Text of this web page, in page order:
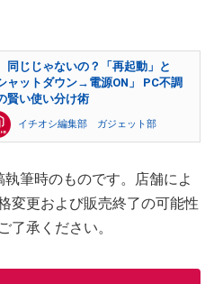
同じじゃないの？「再起動」と
ャットダウン→電源ON」 PC不調
賢い使い分け術
イチオシ編集部 ガジェット部
筆時のものです。店舗によ
変更および販売終了の可能性
了承ください。